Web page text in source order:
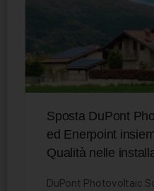
Sposta DuPont
ed Enerpoint
Qualità nelle
DuPont Photovoltaic